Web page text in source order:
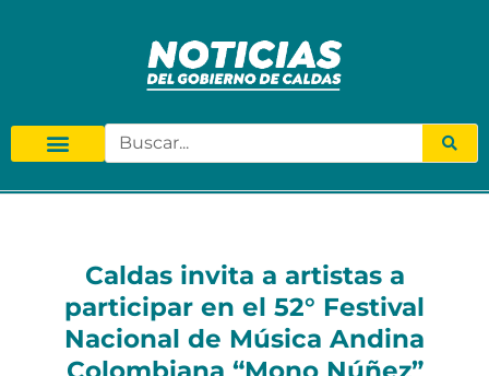
Caldas invita a artistas a
participar en el 52° Festival
Nacional de Música Andina